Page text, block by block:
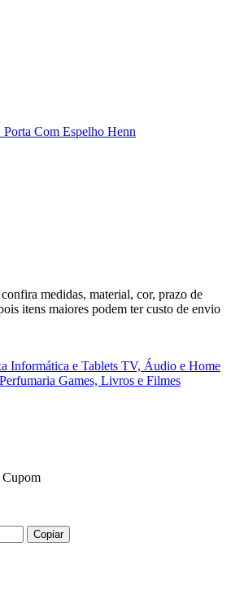
Com Espelho Henn
medidas, material, cor, prazo de
itens maiores podem ter custo de envio
Informática e Tablets TV, Áudio e Home
Games, Livros e Filmes
Cupom
Copiar